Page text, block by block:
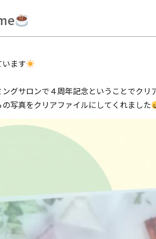
ます
グサロンで４周年記念ということでクリ
写真をクリアファイルにしてくれました